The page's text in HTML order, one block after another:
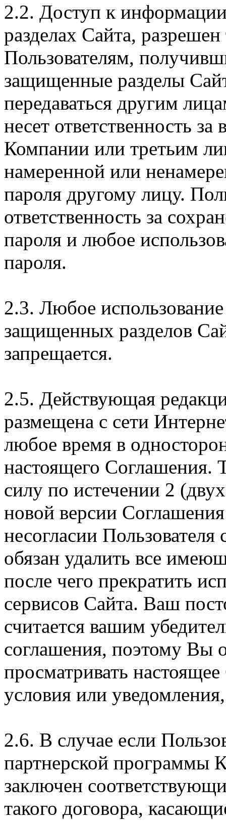
2.2. Доступ к
разделах Сайта,
Пользователям,
защищенные разделы
передаваться другим
несет ответственность
Компании или третьим
намеренной или
пароля другому лицу.
ответственность за
пароля и любое
пароля.
2.3. Любое
защищенных разделов
запрещается.
2.5. Действующая
размещена с сети
любое время в
настоящего Соглашения.
силу по истечении 2
новой версии
несогласии
обязан удалить все
после чего прекратить
сервисов Сайта. Ваш
считается вашим
соглашения, поэтому Вы
просматривать
условия или
2.6. В случае если
партнерской программы
заключен
такого договора,